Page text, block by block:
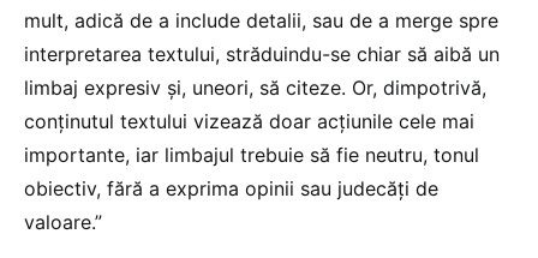
mult, adică de a include detalii, sau de a merge spre
interpretarea textului, străduindu-se chiar să aibă un
limbaj expresiv și, uneori, să citeze. Or, dimpotrivă,
conținutul textului vizează doar acțiunile cele mai
importante, iar limbajul trebuie să fie neutru, tonul
obiectiv, fără a exprima opinii sau judecăți de
valoare.”